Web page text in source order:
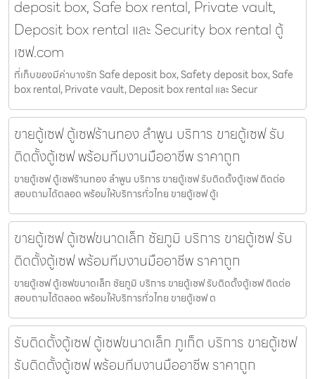
deposit box, Safe box rental, Private vault,
Deposit box rental และ Security box rental ตู้
เซฟ.com
ที่เก็บของมีค่าบางรัก Safe deposit box, Safety deposit box, Safe
box rental, Private vault, Deposit box rental และ Secur
ขายตู้เซฟ ตู้เซฟร้านทอง ลำพูน บริการ ขายตู้เซฟ รับ
ติดตั้งตู้เซฟ พร้อมทีมงานมืออาชีพ ราคาถูก
ขายตู้เซฟ ตู้เซฟร้านทอง ลำพูน บริการ ขายตู้เซฟ รับติดตั้งตู้เซฟ ติดต่อ
สอบถามได้ตลอด พร้อมให้บริการทั่วไทย ขายตู้เซฟ ตู้เ
ขายตู้เซฟ ตู้เซฟขนาดเล็ก ชัยภูมิ บริการ ขายตู้เซฟ รับ
ติดตั้งตู้เซฟ พร้อมทีมงานมืออาชีพ ราคาถูก
ขายตู้เซฟ ตู้เซฟขนาดเล็ก ชัยภูมิ บริการ ขายตู้เซฟ รับติดตั้งตู้เซฟ ติดต่อ
สอบถามได้ตลอด พร้อมให้บริการทั่วไทย ขายตู้เซฟ ต
รับติดตั้งตู้เซฟ ตู้เซฟขนาดเล็ก ภูเก็ต บริการ ขายตู้เซฟ
รับติดตั้งตู้เซฟ พร้อมทีมงานมืออาชีพ ราคาถูก